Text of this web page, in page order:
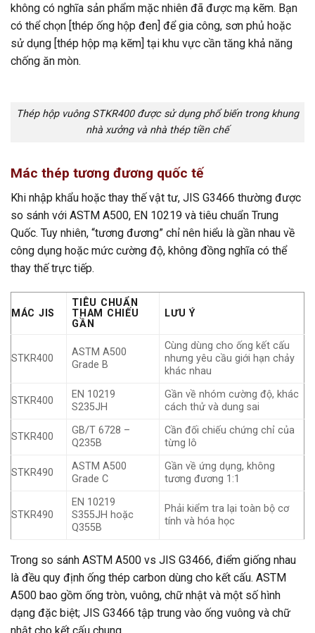
không có nghĩa sản phẩm mặc nhiên đã được mạ kẽm. Bạn
có thể chọn [thép ống hộp đen] để gia công, sơn phủ hoặc
sử dụng [thép hộp mạ kẽm] tại khu vực cần tăng khả năng
chống ăn mòn.
Thép hộp vuông STKR400 được sử dụng phổ biến trong khung
nhà xưởng và nhà thép tiền chế
Mác thép tương đương quốc tế
Khi nhập khẩu hoặc thay thế vật tư, JIS G3466 thường được
so sánh với ASTM A500, EN 10219 và tiêu chuẩn Trung
Quốc. Tuy nhiên, “tương đương” chỉ nên hiểu là gần nhau về
công dụng hoặc mức cường độ, không đồng nghĩa có thể
thay thế trực tiếp.
MÁC JIS
TIÊU CHUẨN
THAM CHIẾU
GẦN
LƯU Ý
STKR400
ASTM A500
Grade B
Cùng dùng cho ống kết cấu
nhưng yêu cầu giới hạn chảy
khác nhau
STKR400
EN 10219
S235JH
Gần về nhóm cường độ, khác
cách thử và dung sai
STKR400
GB/T 6728 –
Q235B
Cần đối chiếu chứng chỉ của
từng lô
STKR490
ASTM A500
Grade C
Gần về ứng dụng, không
tương đương 1:1
STKR490
EN 10219
S355JH hoặc
Q355B
Phải kiểm tra lại toàn bộ cơ
tính và hóa học
Trong so sánh ASTM A500 vs JIS G3466, điểm giống nhau
là đều quy định ống thép carbon dùng cho kết cấu. ASTM
A500 bao gồm ống tròn, vuông, chữ nhật và một số hình
dạng đặc biệt; JIS G3466 tập trung vào ống vuông và chữ
nhật cho kết cấu chung.